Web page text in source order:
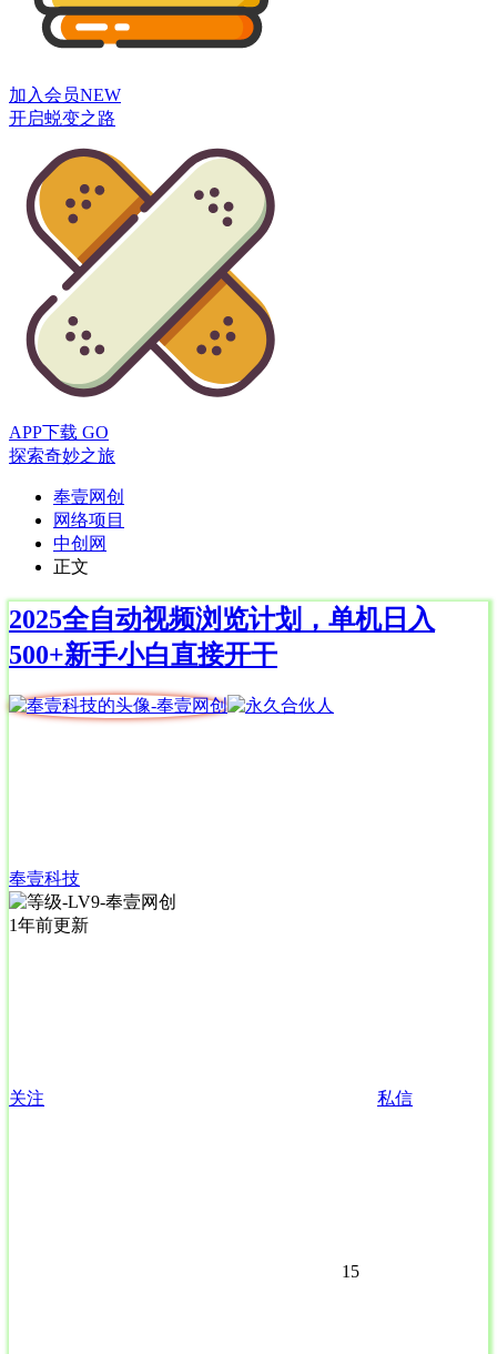
加入会员NEW
开启蜕变之路
APP下载 GO
探索奇妙之旅
奉壹网创
网络项目
中创网
正文
2025全自动视频浏览计划，单机日入
500+新手小白直接开干
奉壹科技
1年前更新
关注 私信
15